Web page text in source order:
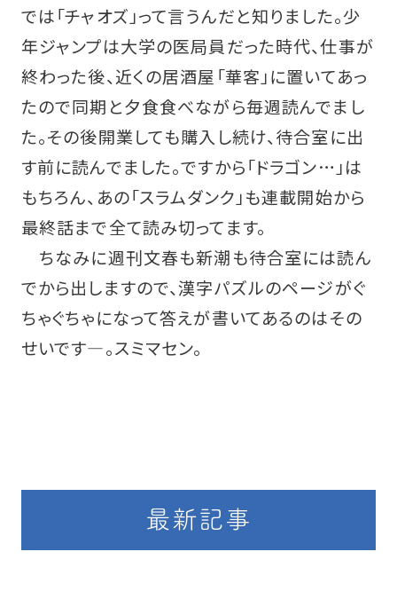
では「チャオズ」って言うんだと知りました。少
年ジャンプは大学の医局員だった時代、仕事が
終わった後、近くの居酒屋「華客」に置いてあっ
たので同期と夕食食べながら毎週読んでまし
た。その後開業しても購入し続け、待合室に出
す前に読んでました。ですから「ドラゴン…」は
もちろん、あの「スラムダンク」も連載開始から
最終話まで全て読み切ってます。
ちなみに週刊文春も新潮も待合室には読ん
でから出しますので、漢字パズルのページがぐ
ちゃぐちゃになって答えが書いてあるのはその
せいです—。スミマセン。
最新記事